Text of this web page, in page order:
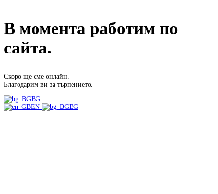
В момента работим по
сайта.
Скоро ще сме онлайн.
Благодарим ви за търпението.
BG
EN
BG